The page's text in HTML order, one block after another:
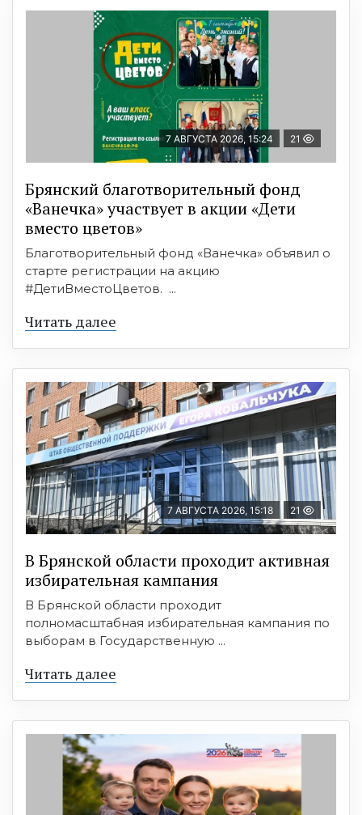
7 АВГУСТА 2026, 15:24 21
Брянский благотворительный фонд
«Ванечка» участвует в акции «Дети
вместо цветов»
Благотворительный фонд «Ванечка» объявил о
старте регистрации на акцию
#ДетиВместоЦветов. ...
Читать далее
7 АВГУСТА 2026, 15:18 21
В Брянской области проходит активная
избирательная кампания
В Брянской области проходит
полномасштабная избирательная кампания по
выборам в Государственную ...
Читать далее